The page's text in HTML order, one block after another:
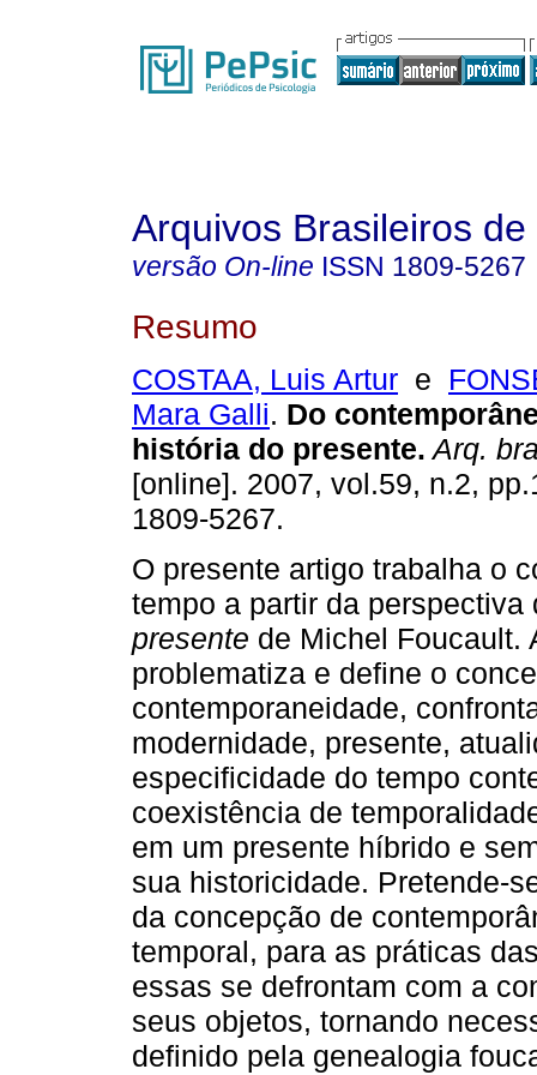
Arquivos Brasileiros
versão On-line ISSN 1809-5267
Resumo
COSTAA, Luis Artur e
Mara Galli. Do
história do presente. Arq.
[online]. 2007, vol.59, n.2,
1809-5267.
O presente artigo trabalha o
tempo a partir da
presente de Michel Foucault.
problematiza e define o
contemporaneidade,
modernidade, presente,
especificidade do tempo
coexistência de
em um presente híbrido e
sua historicidade. Pretende-
da concepção de
temporal, para as práticas
essas se defrontam com a
seus objetos, tornando
definido pela genealogia